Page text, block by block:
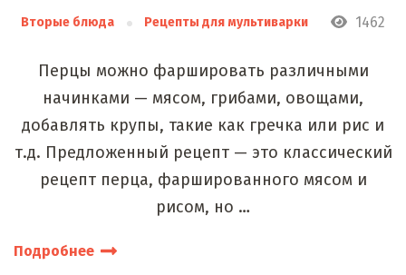
Вторые блюда Рецепты для мультиварки 1462
Перцы можно фаршировать различными
начинками — мясом, грибами, овощами,
добавлять крупы, такие как гречка или рис и
т.д. Предложенный рецепт — это классический
рецепт перца, фаршированного мясом и
рисом, но …
Подробнее